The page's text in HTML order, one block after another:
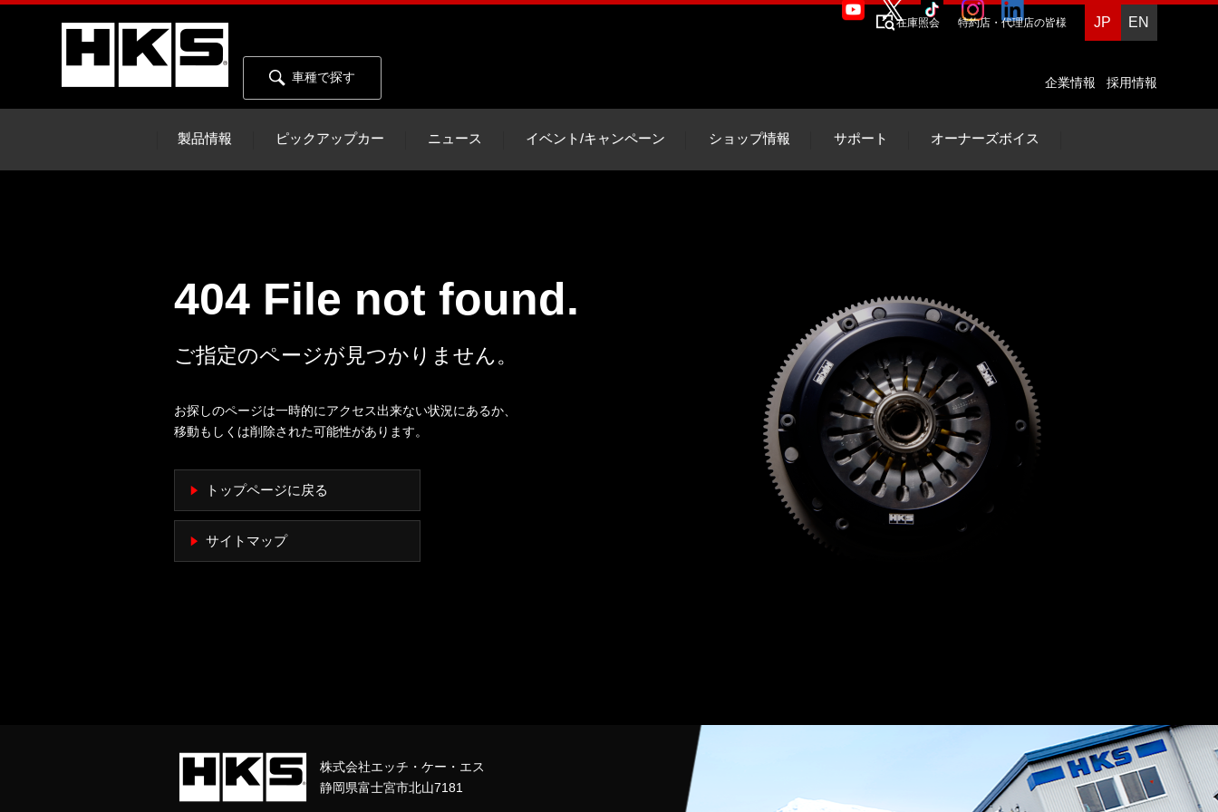
車種で探す 企業情報 採用情報
在庫照会 特約店・代理店の皆様 JP EN
製品情報 ピックアップカー ニュース イベント/キャンペーン ショップ情報 サポート オーナーズボイス
404 File not found.
ご指定のページが見つかりません。
お探しのページは一時的にアクセス出来ない状況にあるか、
移動もしくは削除された可能性があります。
トップページに戻る
サイトマップ
株式会社エッチ・ケー・エス
静岡県富士宮市北山7181